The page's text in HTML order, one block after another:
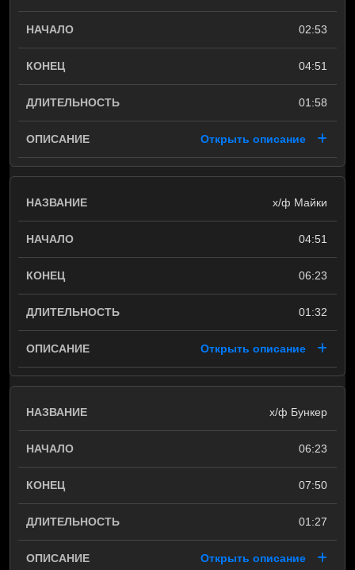
02:53
04:51
01:58
Открыть описание
х/ф Майки
04:51
06:23
01:32
Открыть описание
х/ф Бункер
06:23
07:50
01:27
Открыть описание